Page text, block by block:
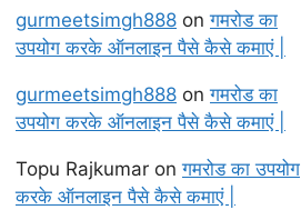
gurmeetsimgh888 onगमरोड का
उपयोग करके ऑनलाइन पैसे कैसे कमाएं |
gurmeetsimgh888 onगमरोड का
उपयोग करके ऑनलाइन पैसे कैसे कमाएं |
Topu Rajkumar onगमरोड का उपयोग
करके ऑनलाइन पैसे कैसे कमाएं |